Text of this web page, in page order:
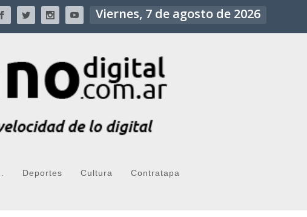
Viernes, 7 de agosto de 2026
Deportes Cultura Contratapa